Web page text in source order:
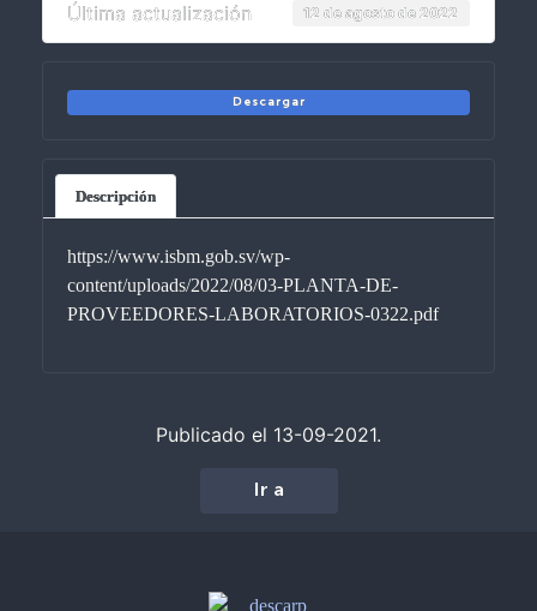
Última actualización 12 de agosto de 2022
Descargar
Descripción
https://www.isbm.gob.sv/wp-
content/uploads/2022/08/03-PLANTA-DE-
PROVEEDORES-LABORATORIOS-0322.pdf
Publicado el 13-09-2021.
Ir a